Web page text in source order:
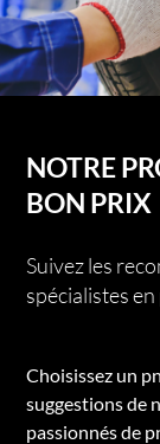
NOTRE
BON PRIX
Suivez les
spécialistes
Choisissez un
suggestions de
passionnés de